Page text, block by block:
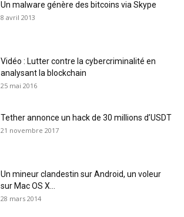
Un malware génère des bitcoins via Skype
8 avril 2013
Vidéo : Lutter contre la cybercriminalité en
analysant la blockchain
25 mai 2016
Tether annonce un hack de 30 millions d’USDT
21 novembre 2017
Un mineur clandestin sur Android, un voleur
sur Mac OS X…
28 mars 2014